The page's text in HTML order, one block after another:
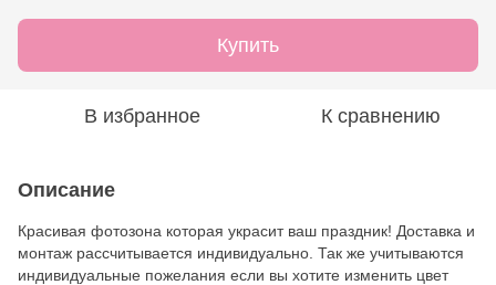
Купить
В избранное К сравнению
Описание
Красивая фотозона которая украсит ваш праздник! Доставка и
монтаж рассчитывается индивидуально. Так же учитываются
индивидуальные пожелания если вы хотите изменить цвет